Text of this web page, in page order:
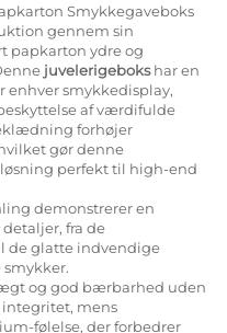
Smykkegaveboks
gennem sin
papkarton ydre og
juvelerigebokshar en
enhver smykkedisplay,
af værdifulde
forhøjer
gør denne
løsning perfekt til high-end
demonstrerer en
fra de
de glatte indvendige
og god bærbarhed uden
mens
følelse, der forbedrer